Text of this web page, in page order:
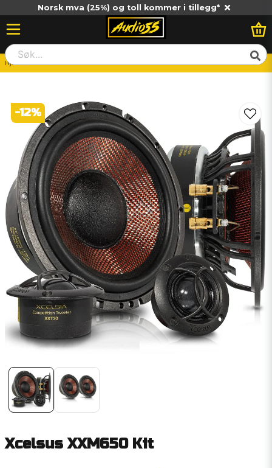
Norsk mva (25%) og toll kommer i tillegg*
Hjem Dold Xcelsus XXM650 Kit
-12%
Xcelsus XXM650 Kit